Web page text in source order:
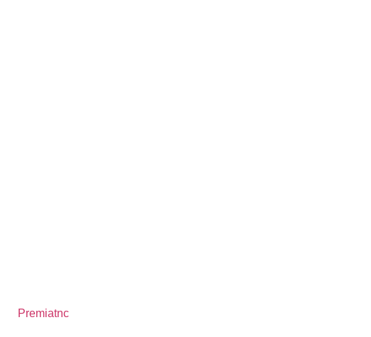
Premiatnc